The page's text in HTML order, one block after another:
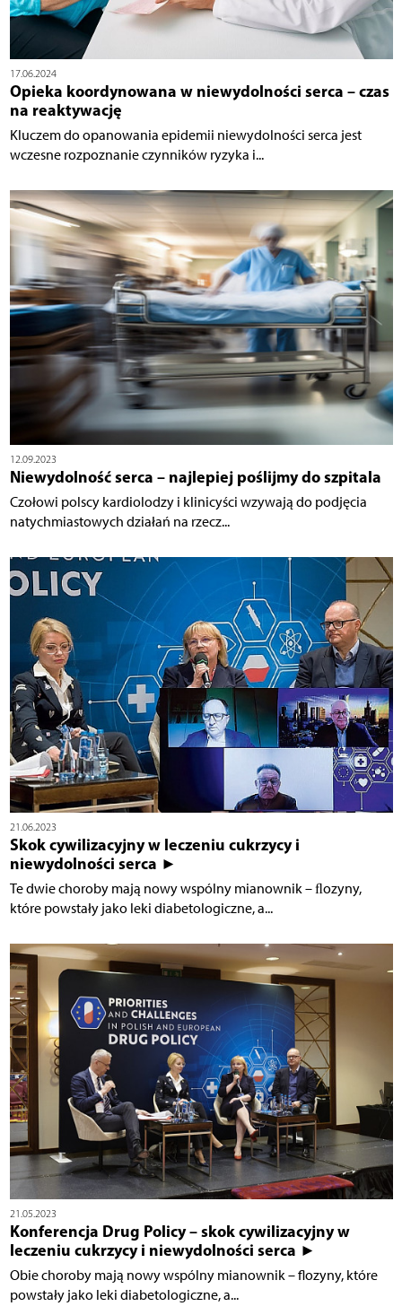
17.06.2024
Opieka koordynowana w niewydolności serca – czas
na reaktywację
Kluczem do opanowania epidemii niewydolności serca jest
wczesne rozpoznanie czynników ryzyka i...
12.09.2023
Niewydolność serca – najlepiej poślijmy do szpitala
Czołowi polscy kardiolodzy i klinicyści wzywają do podjęcia
natychmiastowych działań na rzecz...
21.06.2023
Skok cywilizacyjny w leczeniu cukrzycy i
niewydolności serca ►
Te dwie choroby mają nowy wspólny mianownik – ﬂozyny,
które powstały jako leki diabetologiczne, a...
21.05.2023
Konferencja Drug Policy – skok cywilizacyjny w
leczeniu cukrzycy i niewydolności serca ►
Obie choroby mają nowy wspólny mianownik – flozyny, które
powstały jako leki diabetologiczne, a...